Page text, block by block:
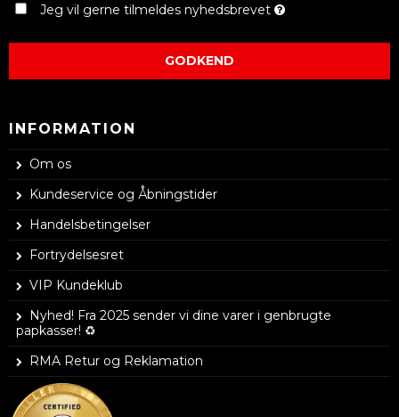
Jeg vil gerne tilmeldes nyhedsbrevet
GODKEND
INFORMATION
Om os
Kundeservice og Åbningstider
Handelsbetingelser
Fortrydelsesret
VIP Kundeklub
Nyhed! Fra 2025 sender vi dine varer i genbrugte
papkasser! ♻️
RMA Retur og Reklamation